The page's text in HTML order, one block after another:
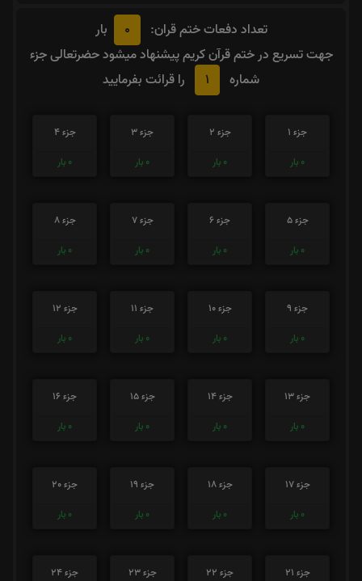
تعداد دفعات ختم قران: 0
بار
جهت تسریع در ختم قرآن کریم پیشنهاد میشود حضرتعالی جزء
شماره
1 را قرائت بفرمایید
جزء 1
0 بار
جزء 2
0 بار
جزء 3
0 بار
جزء 4
0 بار
جزء 5
0 بار
جزء 6
0 بار
جزء 7
0 بار
جزء 8
0 بار
جزء 9
0 بار
جزء 10
0 بار
جزء 11
0 بار
جزء 12
0 بار
جزء 13
0 بار
جزء 14
0 بار
جزء 15
0 بار
جزء 16
0 بار
جزء 17
0 بار
جزء 18
0 بار
جزء 19
0 بار
جزء 20
0 بار
جزء 21
جزء 22
جزء 23
جزء 24